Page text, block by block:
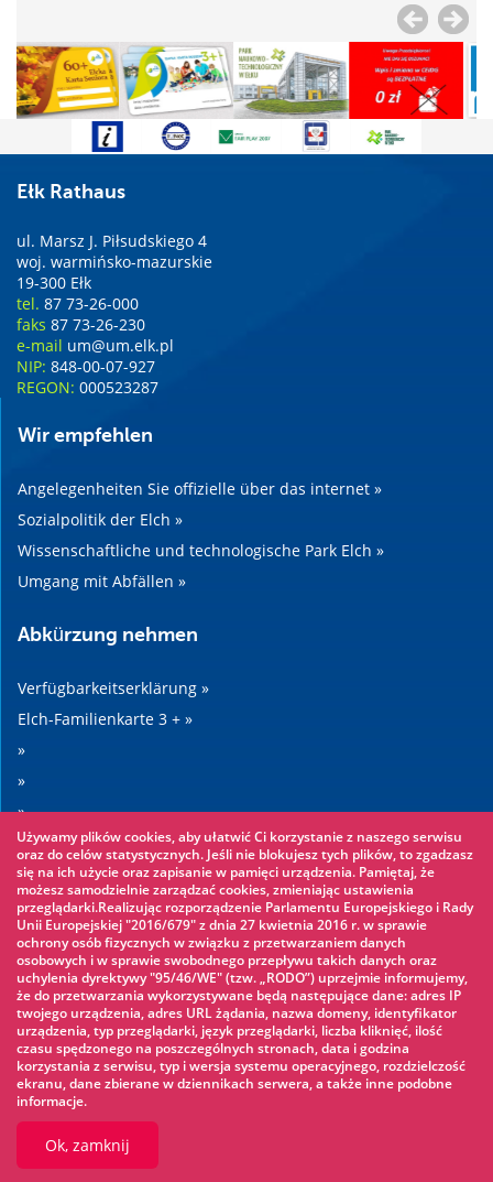
Ełk Rathaus
ul. Marsz J. Piłsudskiego 4
woj. warmińsko-mazurskie
19-300 Ełk
tel. 87 73-26-000
faks 87 73-26-230
e-mail um@um.elk.pl
NIP: 848-00-07-927
REGON: 000523287
Wir empfehlen
Angelegenheiten Sie offizielle über das internet »
Sozialpolitik der Elch »
Wissenschaftliche und technologische Park Elch »
Umgang mit Abfällen »
Abkürzung nehmen
Verfügbarkeitserklärung »
Elch-Familienkarte 3 + »
»
»
»
»
Sehenswertes
Seilpark »
Wasserpark »
Eisbahn »
KINOECK »
Museum »
© 2026 UM Ełk
Używamy plików cookies, aby ułatwić Ci korzystanie z naszego serwisu
oraz do celów statystycznych. Jeśli nie blokujesz tych plików, to zgadzasz
się na ich użycie oraz zapisanie w pamięci urządzenia. Pamiętaj, że
możesz samodzielnie zarządzać cookies, zmieniając ustawienia
przeglądarki.Realizując rozporządzenie Parlamentu Europejskiego i Rady
Unii Europejskiej "2016/679" z dnia 27 kwietnia 2016 r. w sprawie
ochrony osób fizycznych w związku z przetwarzaniem danych
osobowych i w sprawie swobodnego przepływu takich danych oraz
uchylenia dyrektywy "95/46/WE" (tzw. „RODO”) uprzejmie informujemy,
że do przetwarzania wykorzystywane będą następujące dane: adres IP
twojego urządzenia, adres URL żądania, nazwa domeny, identyfikator
urządzenia, typ przeglądarki, język przeglądarki, liczba kliknięć, ilość
czasu spędzonego na poszczególnych stronach, data i godzina
korzystania z serwisu, typ i wersja systemu operacyjnego, rozdzielczość
ekranu, dane zbierane w dziennikach serwera, a także inne podobne
informacje.
Ok, zamknij